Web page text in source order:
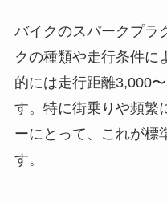
バイクのスパークプラ
クの種類や走行条件に
的には走行距離3,000
す。特に街乗りや頻繁
ーにとって、これが標
す。